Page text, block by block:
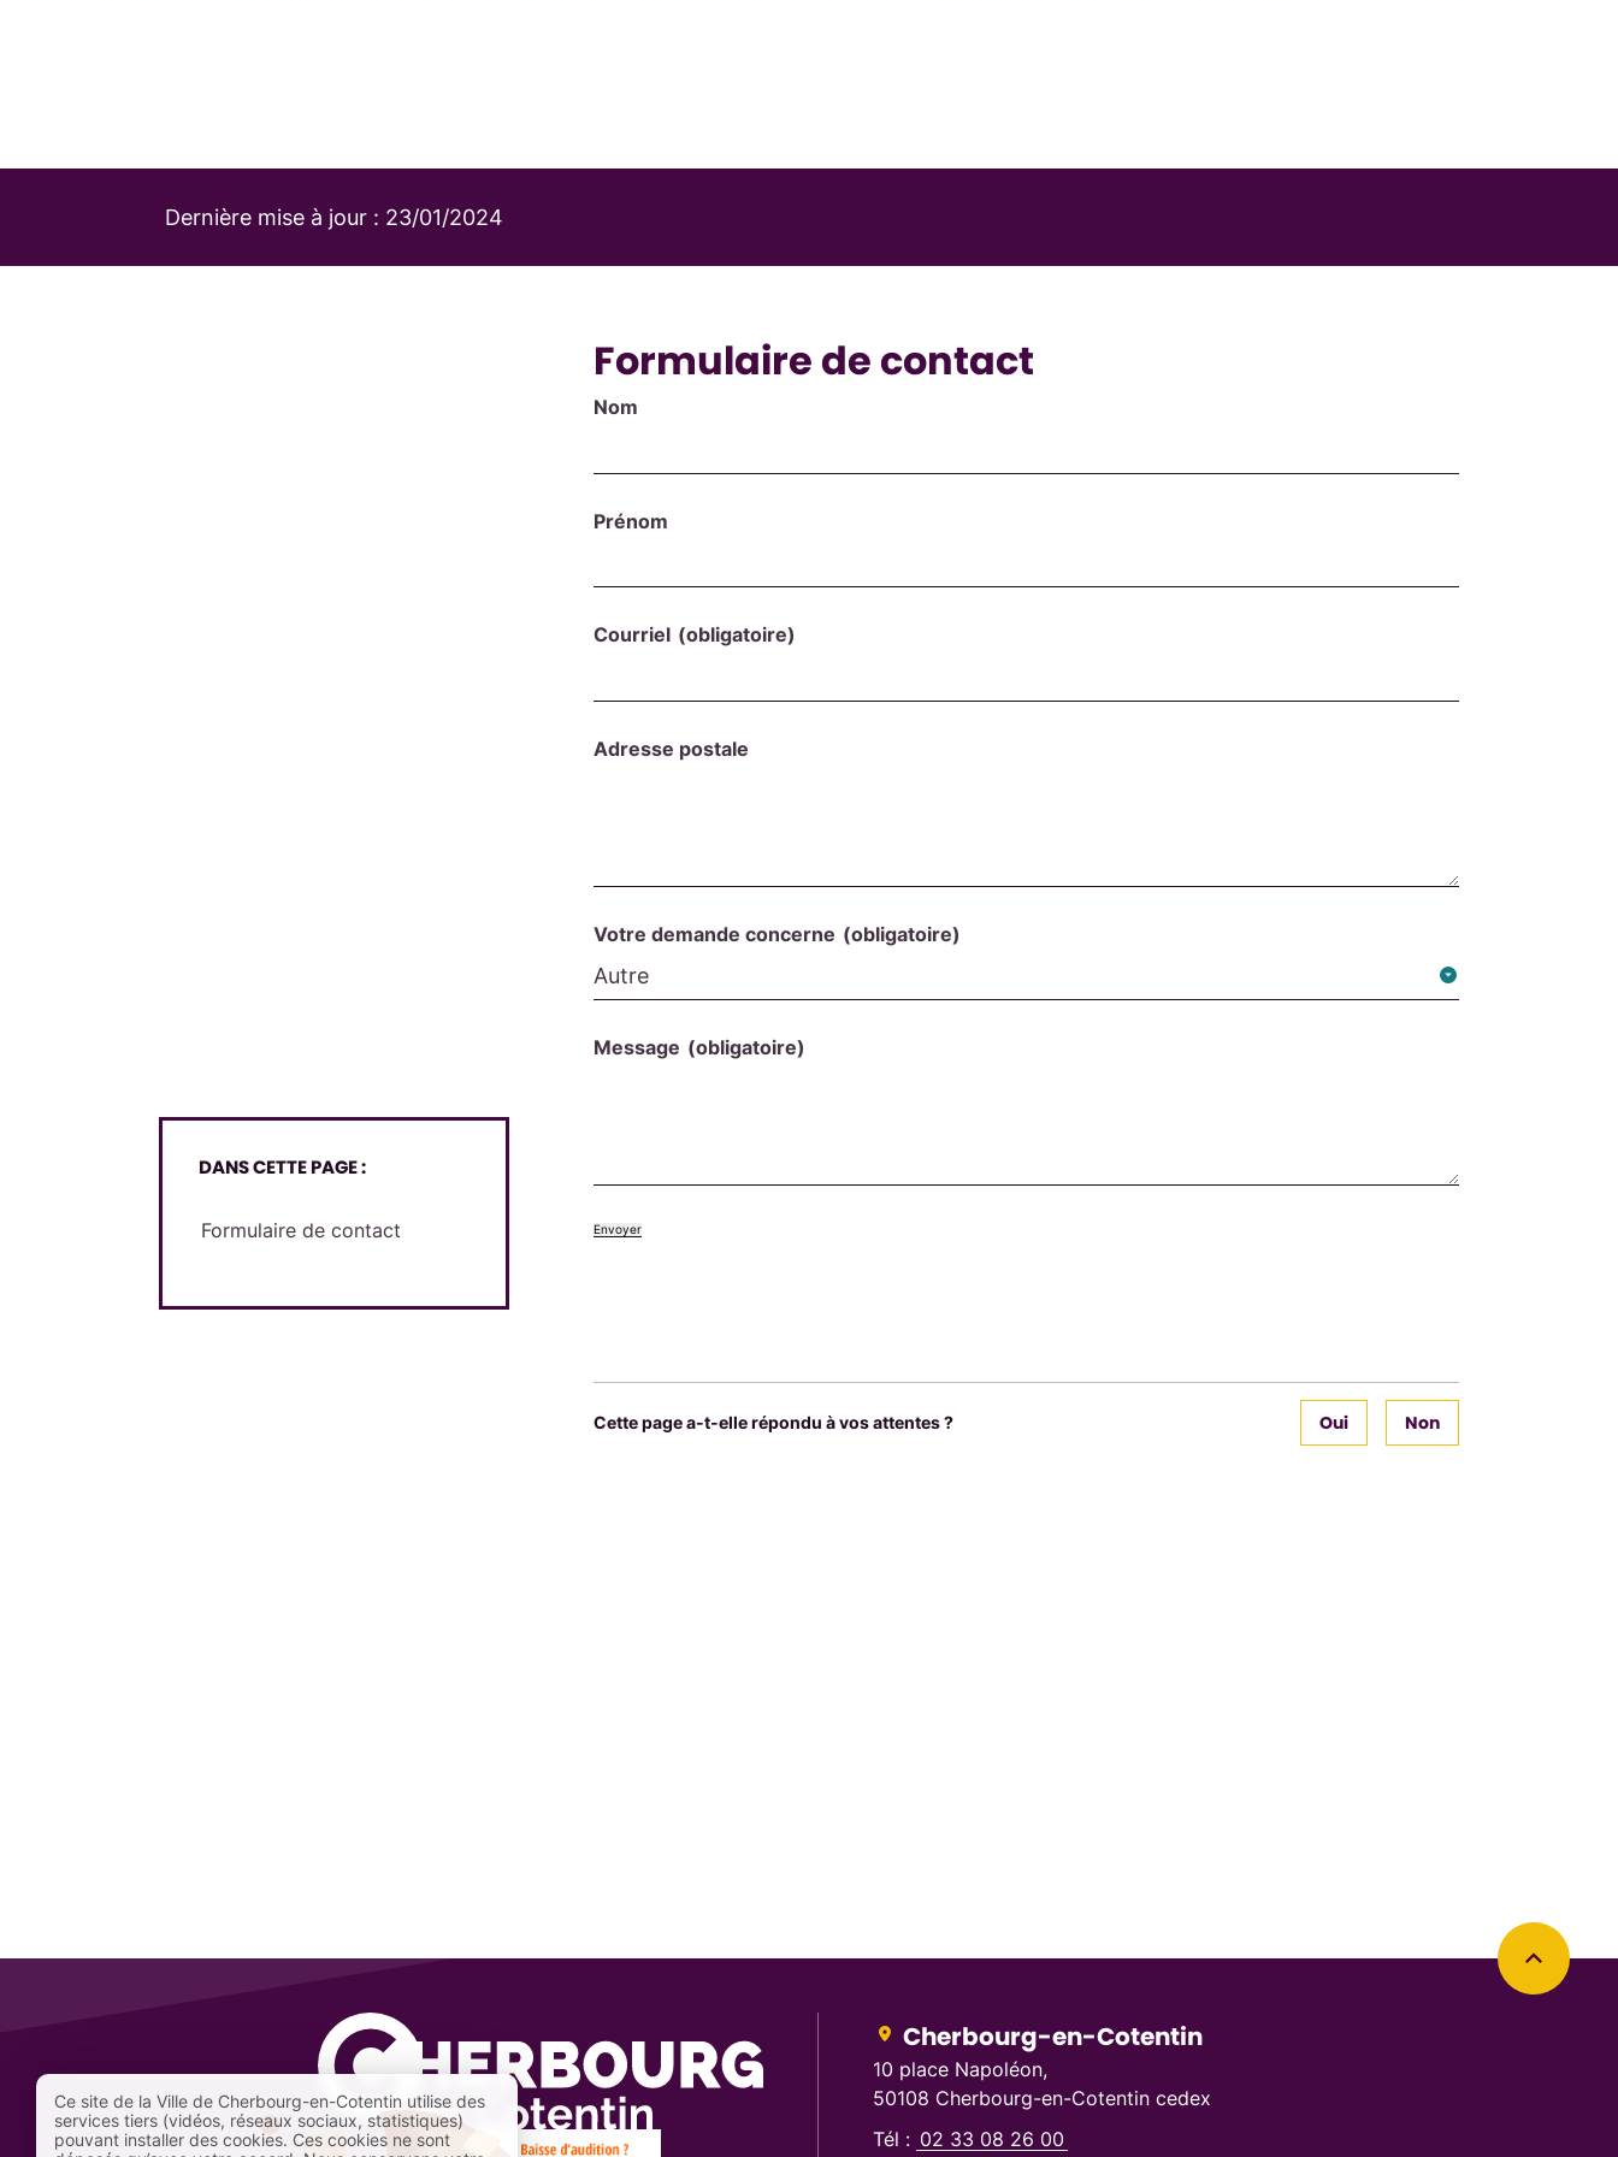
Dernière mise à jour : 23/01/2024
DANS CETTE PAGE :
Formulaire de contact
Formulaire de contact
Nom
Prénom
Courriel (obligatoire)
Adresse postale
Votre demande concerne (obligatoire)
Message (obligatoire)
Cette page a-t-elle répondu à vos attentes ? Non
Oui
Retourner en haut de la page
Cherbourg-en-Cotentin
10 place Napoléon,
50108 Cherbourg-en-Cotentin cedex
Tél : 02 33 08 26 00
Ce site de la Ville de Cherbourg-en-Cotentin utilise des
services tiers (vidéos, réseaux sociaux, statistiques)
pouvant installer des cookies. Ces cookies ne sont